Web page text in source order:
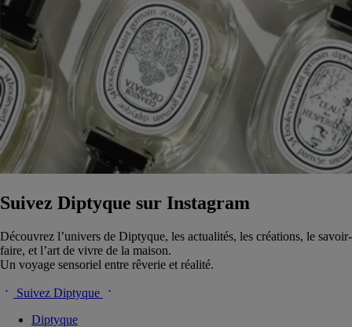
Suivez Diptyque sur Instagram
Découvrez l’univers de Diptyque, les actualités, les créations, le savoir-
faire, et l’art de vivre de la maison.
Un voyage sensoriel entre rêverie et réalité.
Suivez Diptyque
Diptyque